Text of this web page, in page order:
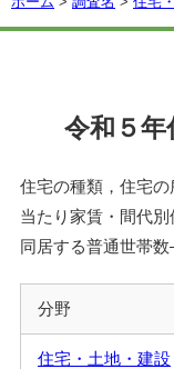
令和５年
住宅の種類，住宅
当たり家賃・間代
同居する普通世帯
分野
住宅・土地・建設